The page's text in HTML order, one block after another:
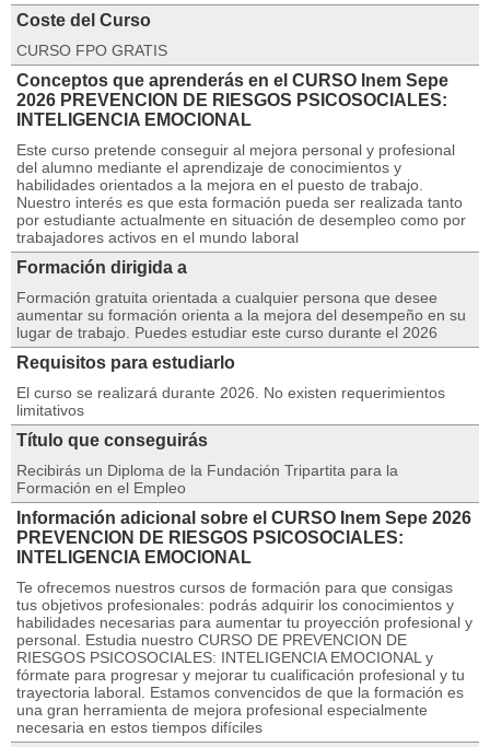
Coste del Curso
CURSO FPO GRATIS
Conceptos que aprenderás en el CURSO Inem Sepe
2026 PREVENCION DE RIESGOS PSICOSOCIALES:
INTELIGENCIA EMOCIONAL
Este curso pretende conseguir al mejora personal y profesional
del alumno mediante el aprendizaje de conocimientos y
habilidades orientados a la mejora en el puesto de trabajo.
Nuestro interés es que esta formación pueda ser realizada tanto
por estudiante actualmente en situación de desempleo como por
trabajadores activos en el mundo laboral
Formación dirigida a
Formación gratuita orientada a cualquier persona que desee
aumentar su formación orienta a la mejora del desempeño en su
lugar de trabajo. Puedes estudiar este curso durante el 2026
Requisitos para estudiarlo
El curso se realizará durante 2026. No existen requerimientos
limitativos
Título que conseguirás
Recibirás un Diploma de la Fundación Tripartita para la
Formación en el Empleo
Información adicional sobre el CURSO Inem Sepe 2026
PREVENCION DE RIESGOS PSICOSOCIALES:
INTELIGENCIA EMOCIONAL
Te ofrecemos nuestros cursos de formación para que consigas
tus objetivos profesionales: podrás adquirir los conocimientos y
habilidades necesarias para aumentar tu proyección profesional y
personal. Estudia nuestro CURSO DE PREVENCION DE
RIESGOS PSICOSOCIALES: INTELIGENCIA EMOCIONAL y
fórmate para progresar y mejorar tu cualificación profesional y tu
trayectoria laboral. Estamos convencidos de que la formación es
una gran herramienta de mejora profesional especialmente
necesaria en estos tiempos difíciles